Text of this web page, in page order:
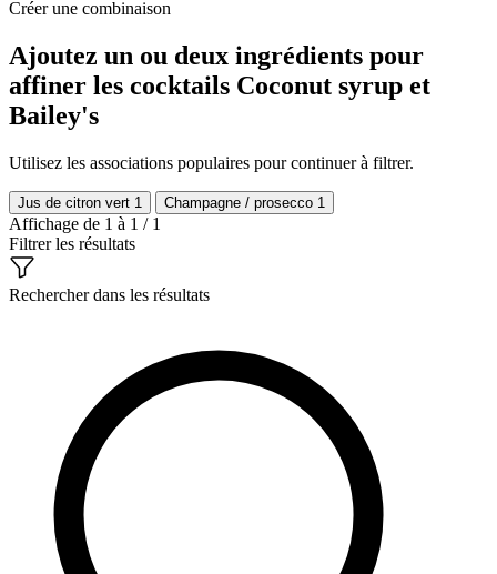
Créer une combinaison
Ajoutez un ou deux ingrédients pour
affiner les cocktails Coconut syrup et
Bailey's
Utilisez les associations populaires pour continuer à filtrer.
Jus de citron vert 1 Champagne / prosecco 1
Affichage de 1 à 1 / 1
Filtrer les résultats
Rechercher dans les résultats